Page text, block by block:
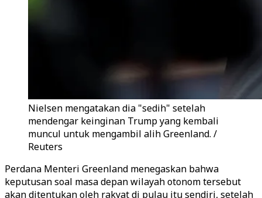
Nielsen mengatakan dia "sedih" setelah
mendengar keinginan Trump yang kembali
muncul untuk mengambil alih Greenland. /
Reuters
Perdana Menteri Greenland menegaskan bahwa
keputusan soal masa depan wilayah otonom tersebut
akan ditentukan oleh rakyat di pulau itu sendiri, setelah